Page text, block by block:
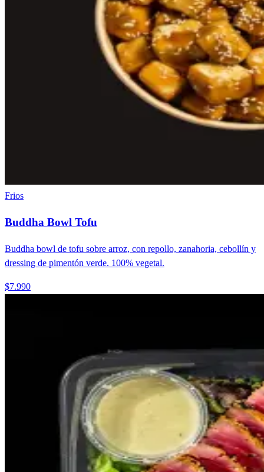
Frios
Buddha Bowl Tofu
Buddha bowl de tofu sobre arroz, con repollo, zanahoria, cebollín y
dressing de pimentón verde. 100% vegetal.
$7.990